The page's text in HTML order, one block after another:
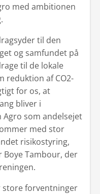
med ambitionen
til den
og samfundet på
til de lokale
reduktion af CO2-
for os, at
bliver i
som andelsejet
med stor
risikostyring,
Boye Tambour, der
store forventninger